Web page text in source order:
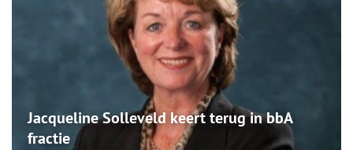
Jacqueline Solleveld keert terug in bbA
fractie